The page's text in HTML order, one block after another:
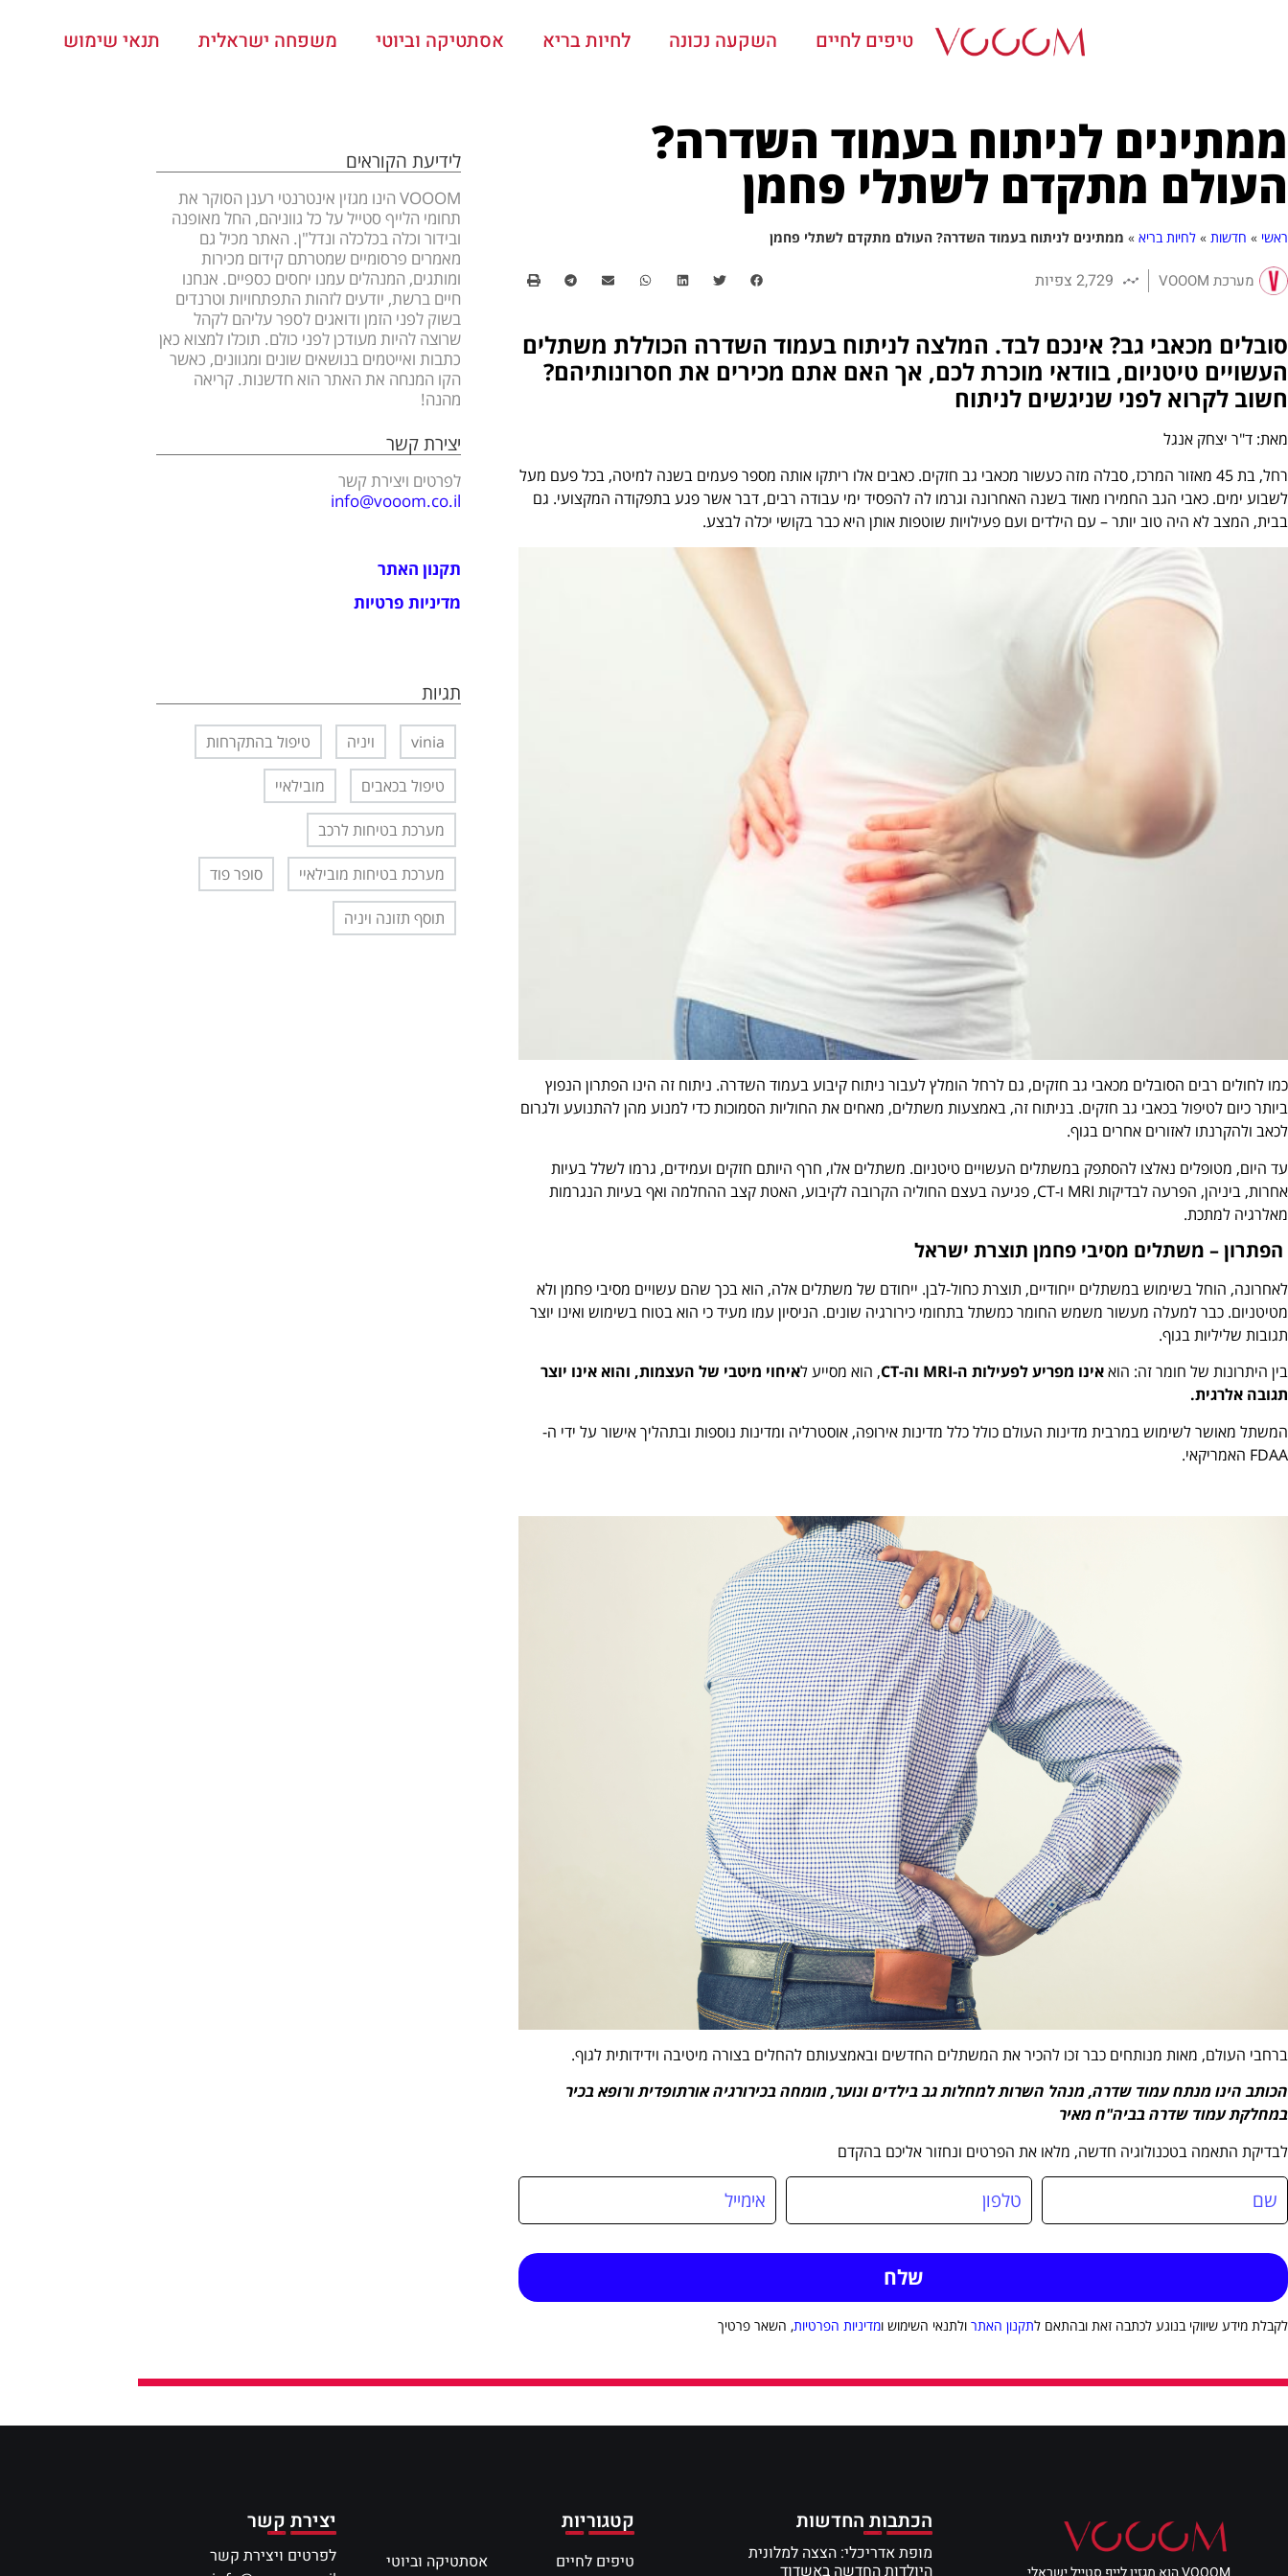
טיפים לחיים השקעה נכונה לחיות בריא אסתטיקה וביוטי משפחה ישראלית תנאי שימוש
ממתינים לניתוח בעמוד השדרה?
העולם מתקדם לשתלי פחמן
ראשי » חדשות » לחיות בריא » ממתינים לניתוח בעמוד השדרה? העולם מתקדם לשתלי פחמן
מערכת VOOOM 2,729 צפיות
סובלים מכאבי גב? אינכם לבד. המלצה לניתוח בעמוד השדרה הכוללת משתלים
העשויים טיטניום, בוודאי מוכרת לכם, אך האם אתם מכירים את חסרונותיהם?
חשוב לקרוא לפני שניגשים לניתוח
מאת: ד"ר יצחק אנגל
רחל, בת 45 מאזור המרכז, סבלה מזה כעשור מכאבי גב חזקים. כאבים אלו ריתקו אותה מספר פעמים בשנה למיטה, בכל פעם מעל
לשבוע ימים. כאבי הגב החמירו מאוד בשנה האחרונה וגרמו לה להפסיד ימי עבודה רבים, דבר אשר פגע בתפקודה המקצועי. גם
בבית, המצב לא היה טוב יותר – עם הילדים ועם פעילויות שוטפות אותן היא כבר בקושי יכלה לבצע.
כמו לחולים רבים הסובלים מכאבי גב חזקים, גם לרחל הומלץ לעבור ניתוח קיבוע בעמוד השדרה. ניתוח זה הינו הפתרון הנפוץ
ביותר כיום לטיפול בכאבי גב חזקים. בניתוח זה, באמצעות משתלים, מאחים את החוליות הסמוכות כדי למנוע מהן להתנועע ולגרום
לכאב ולהקרנתו לאזורים אחרים בגוף.
עד היום, מטופלים נאלצו להסתפק במשתלים העשויים טיטניום. משתלים אלו, חרף היותם חזקים ועמידים, גרמו לשלל בעיות
אחרות, ביניהן, הפרעה לבדיקות MRI ו-CT, פגיעה בעצם החוליה הקרובה לקיבוע, האטת קצב ההחלמה ואף בעיות הנגרמות
מאלרגיה למתכת.
הפתרון – משתלים מסיבי פחמן תוצרת ישראל
לאחרונה, הוחל בשימוש במשתלים ייחודיים, תוצרת כחול-לבן. ייחודם של משתלים אלה, הוא בכך שהם עשויים מסיבי פחמן ולא
מטיטניום. כבר למעלה מעשור משמש החומר כמשתל בתחומי כירורגיה שונים. הניסיון עמו מעיד כי הוא בטוח בשימוש ואינו יוצר
תגובות שליליות בגוף.
בין היתרונות של חומר זה: הואאינו מפריע לפעילות ה-MRI וה-CT , הוא מסייע לאיחוי מיטבי של העצמות, והוא אינו יוצר
תגובה אלרגית.
המשתל מאושר לשימוש במרבית מדינות העולם כולל כלל מדינות אירופה, אוסטרליה ומדינות נוספות ובתהליך אישור על ידי ה-
FDAA האמריקאי.
ברחבי העולם, מאות מנותחים כבר זכו להכיר את המשתלים החדשים ובאמצעותם להחלים בצורה מיטיבה וידידותית לגוף.
הכותב הינו מנתח עמוד שדרה, מנהל השרות למחלות גב בילדים ונוער, מומחה בכירורגיה אורתופדית ורופא בכיר
במחלקת עמוד שדרה בביה"ח מאיר
לבדיקת התאמה בטכנולוגיה חדשה, מלאו את הפרטים ונחזור אליכם בהקדם
לקבלת מידע שיווקי בנוגע לכתבה זאת ובהתאם לתקנון האתר ולתנאי השימוש ומדיניות הפרטיות, השאר פרטיך
לידיעת הקוראים
VOOOM הינו מגזין אינטרנטי רענן הסוקר את
תחומי הלייף סטייל על כל גווניהם, החל מאופנה
ובידור וכלה בכלכלה ונדל"ן. האתר מכיל גם
מאמרים פרסומיים שמטרתם קידום מכירות
ומותגים, המנהלים עמנו יחסים כספיים. אנחנו
חיים ברשת, יודעים לזהות התפתחויות וטרנדים
בשוק לפני הזמן ודואגים לספר עליהם לקהל
שרוצה להיות מעודכן לפני כולם. תוכלו למצוא כאן
כתבות ואייטמים בנושאים שונים ומגוונים, כאשר
הקו המנחה את האתר הוא חדשנות. קריאה
מהנה!
יצירת קשר
לפרטים ויצירת קשר
info@vooom.co.il
תקנון האתר
מדיניות פרטיות
תגיות
vinia ויניה טיפול בהתקרחות
טיפול בכאבים מובילאיי
מערכת בטיחות לרכב
מערכת בטיחות מובילאיי סופר פוד
תוסף תזונה ויניה
הכתבות החדשות
מופת אדריכלי: הצצה למלונית
היולדות החדשה באשדוד
קטגוריות
טיפים לחיים אסתטיקה וביוטי
יצירת קשר
לפרטים ויצירת קשר